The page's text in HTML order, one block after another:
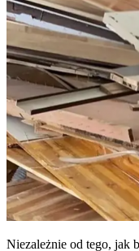
Niezależnie od tego, jak